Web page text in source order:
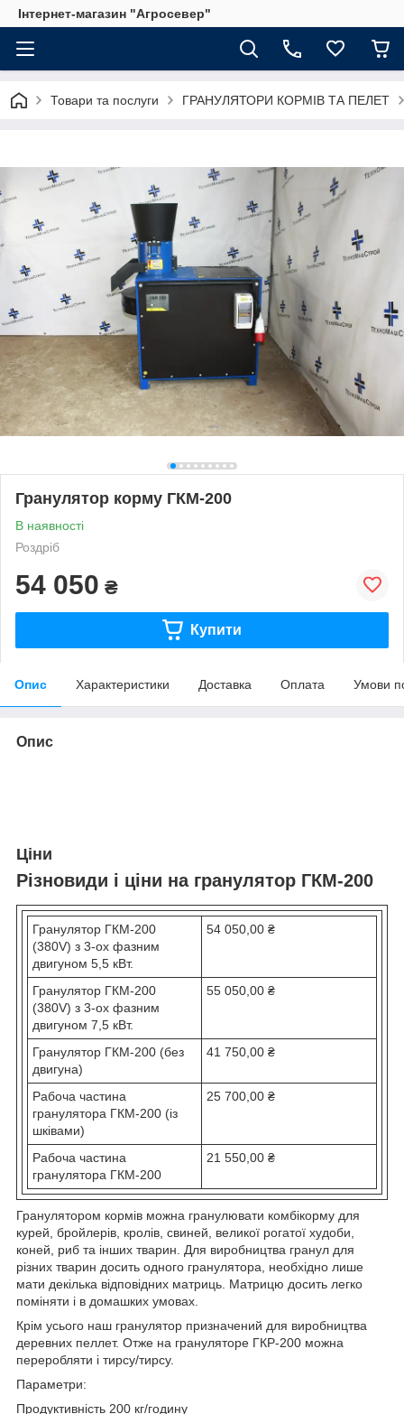
Інтернет-магазин "Агросевер"
Товари та послуги ГРАНУЛЯТОРИ КОРМІВ ТА ПЕЛЕТ
Гранулятор корму ГКМ-200
В наявності
Роздріб
54 050 ₴
Купити
Опис Характеристики Доставка Оплата Умови
Опис
Ціни
Різновиди і ціни на гранулятор ГКМ-200
Гранулятор ГКМ-200
(380V) з 3-ох фазним
двигуном 5,5 кВт.
54 050,00 ₴
Гранулятор ГКМ-200
(380V) з 3-ох фазним
двигуном 7,5 кВт.
55 050,00 ₴
Гранулятор ГКМ-200 (без
двигуна)
41 750,00 ₴
Рaбоча частина
гранулятoра ГКМ-200 (із
шківами)
25 700,00 ₴
Рaбоча частина
гранулятoра ГКМ-200
21 550,00 ₴
Гранулятором кормів можна гранулювати комбікорму для
курей, бройлерів, кролів, свиней, великої рогатої худоби,
коней, риб та інших тварин. Для виробництва гранул для
різних тварин досить одного гранулятора, необхідно лише
мати декілька відповідних матриць. Матрицю досить легко
поміняти і в домашких умовах.
Крім усього наш гранулятор призначений для виробництва
деревних пеллет. Отже на грануляторе ГКР-200 можна
переробляти і тирсу/тирсу.
Параметри:
Продуктивність 200 кг/годину